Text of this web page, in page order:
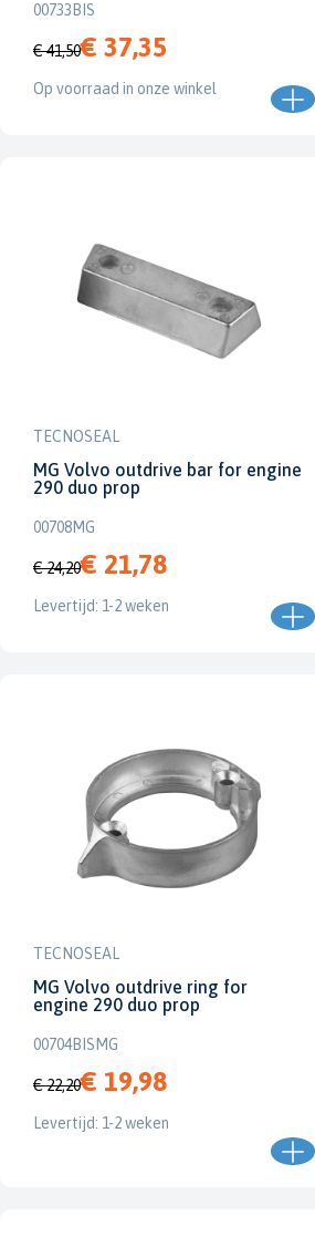
00733BIS
€ 41,50€ 37,35
Op voorraad in onze winkel
TECNOSEAL
MG Volvo outdrive bar for engine
290 duo prop
00708MG
€ 24,20€ 21,78
Levertijd: 1-2 weken
TECNOSEAL
MG Volvo outdrive ring for
engine 290 duo prop
00704BISMG
€ 22,20€ 19,98
Levertijd: 1-2 weken